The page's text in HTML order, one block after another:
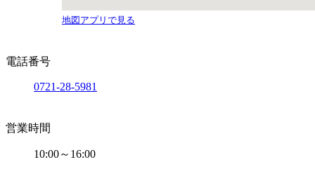
地図アプリで見る
電話番号
0721-28-5981
営業時間
10:00～16:00